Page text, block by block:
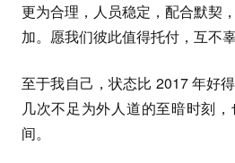
更为合理，人员稳定，配合默契
加。愿我们彼此值得托付，互不辜
至于我自己，状态比 2017 年好
几次不足为外人道的至暗时刻
间。